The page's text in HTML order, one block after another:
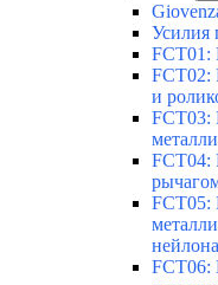
Усилия
FCT01:
FCT02:
и
FCT03:
FCT04:
FCT05:
нейлона
FCT06: